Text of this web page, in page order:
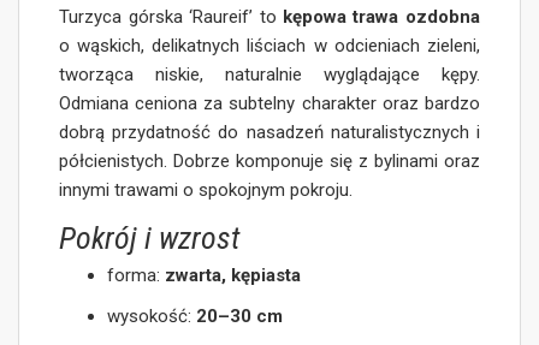
Turzyca górska ‘Raureif’ to kępowa trawa ozdobna
o wąskich, delikatnych liściach w odcieniach zieleni,
tworząca niskie, naturalnie wyglądające kępy.
Odmiana ceniona za subtelny charakter oraz bardzo
dobrą przydatność do nasadzeń naturalistycznych i
półcienistych. Dobrze komponuje się z bylinami oraz
innymi trawami o spokojnym pokroju.
Pokrój i wzrost
forma: zwarta, kępiasta
wysokość: 20–30 cm